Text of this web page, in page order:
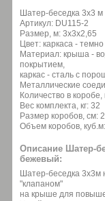
Шатер-беседка 3х3
Артикул: DU115-2
Размер, м: 3х3х2,65
Цвет: каркаса -
Материал: крыша -
покрытием,
каркас - сталь с
Металлические
Количество в коробе,
Вес комплекта, кг: 32
Размер коробов, см:
Объем коробов,
Описание Шатер-
бежевый:
Шатер-беседка 3x3м
"клапаном"
на крыше для